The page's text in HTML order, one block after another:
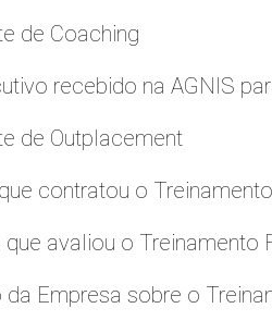
de Coaching
recebido na AGNIS
de Outplacement
contratou o
que avaliou o Treinamento
Empresa sobre o